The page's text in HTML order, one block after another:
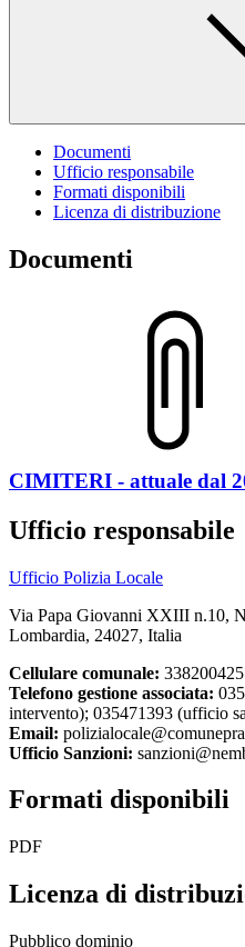
Documenti
Ufficio responsabile
Formati disponibili
Licenza di distribuzione
Documenti
CIMITERI - attuale dal
Ufficio responsabile
Ufficio Polizia Locale
Via Papa Giovanni XXIII n.10,
Lombardia, 24027, Italia
Cellulare comunale:
Telefono gestione associata:
intervento); 035471393 (ufficio
Email:
Ufficio Sanzioni:
Formati disponibili
PDF
Licenza di
Pubblico dominio